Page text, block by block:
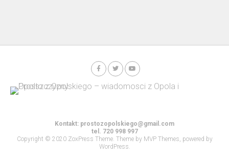
Kontakt: prostozopolskiego@gmail.com
tel. 720 998 997
Copyright © 2020 ZoxPress Theme. Theme by MVP Themes, powered by
WordPress.